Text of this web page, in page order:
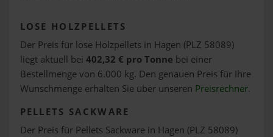
LOSE HOLZPELLETS
Der Preis für lose Holzpellets in Hagen (PLZ 58089)
liegt aktuell bei 402,32 € pro Tonne bei einer
Bestellmenge von 6.000 kg. Den genauen Preis für Ihre
Wunschmenge erhalten Sie über unseren Preisrechner.
PELLETS SACKWARE
Der Preis für Pellets Sackware in Hagen (PLZ 58089)